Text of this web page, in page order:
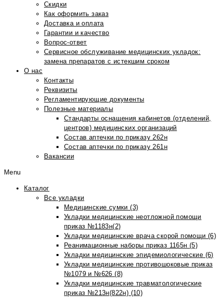
Скидки
Как оформить заказ
Доставка и оплата
Гарантии и качество
Вопрос-ответ
Сервисное обслуживание медицинских укладок:
замена препаратов с истекшим сроком
О нас
Контакты
Реквизиты
Регламентирующие документы
Полезные материалы
Стандарты оснащения кабинетов (отделений,
центров) медицинских организаций
Состав аптечки по приказу 262н
Состав аптечки по приказу 261н
Вакансии
Menu
Каталог
Все укладки
Медицинские сумки (3)
Укладки медицинские неотложной помощи
приказ №1183н(2)
Укладки медицинские врача скорой помощи (6)
Реанимационные наборы приказ 1165н (5)
Укладки медицинские эпидемиологические (6)
Укладки медицинские противошоковые приказ
№1079 и №626 (8)
Укладки медицинские травматологические
приказ №213н(822н) (10)